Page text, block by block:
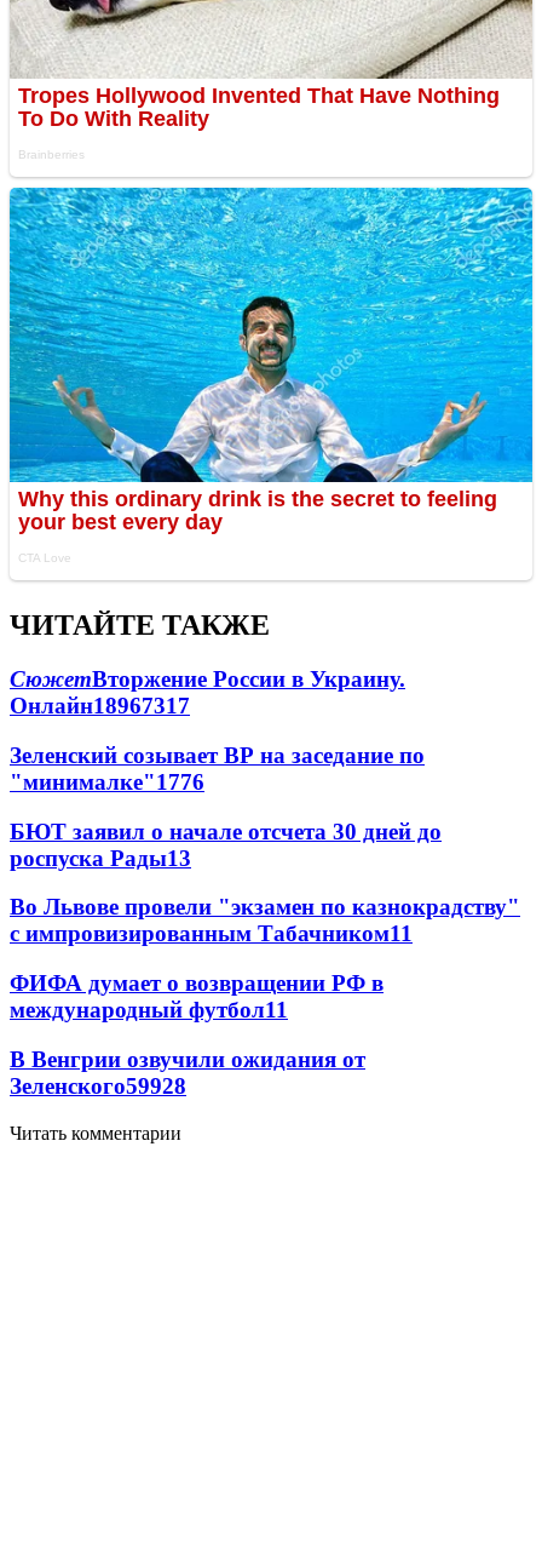
ЧИТАЙТЕ ТАКЖЕ
СюжетВторжение России в Украину.
Онлайн18967317
Зеленский созывает ВР на заседание по
"минималке"1776
БЮТ заявил о начале отсчета 30 дней до
роспуска Рады13
Во Львове провели "экзамен по казнокрадству"
с импровизированным Табачником11
ФИФА думает о возвращении РФ в
международный футбол11
В Венгрии озвучили ожидания от
Зеленского59928
Читать комментарии